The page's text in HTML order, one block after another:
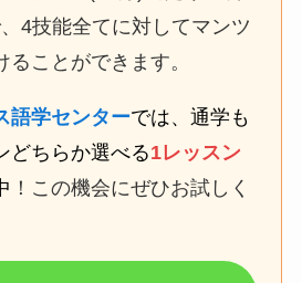
4技能全てに対してマンツ
ことができます。
語学センターでは、通学も
どちらか選べる1レッスン
！この機会にぜひお試しく